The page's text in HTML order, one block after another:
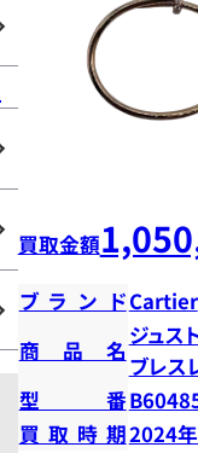
買取金額
ブランドCartier
商品名
ジュス
ブレス
型番
買取時期2024